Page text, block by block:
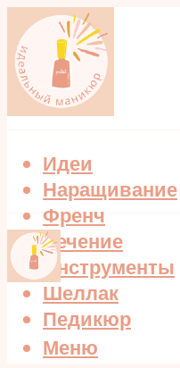
Идеи
Наращивание
Френч
Лечение
Инструменты
Шеллак
Педикюр
Меню